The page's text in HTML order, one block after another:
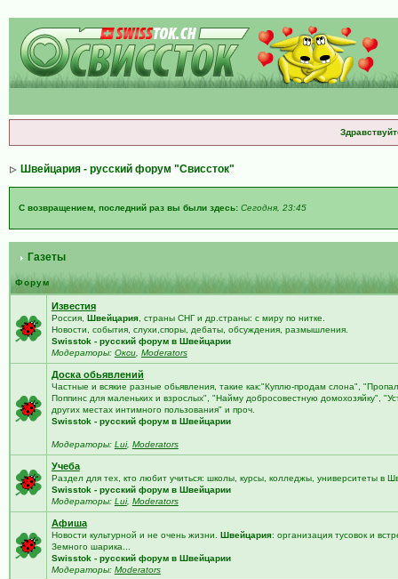
Швейцария - русский форум "Свиссток"
С возвращением, последний раз вы были здесь: Сегодня, 23:45
Газеты
Форум
Известия
Россия, Швейцария, страны СНГ и др.страны: с миру по нитке.
Новости, события, слухи,споры, дебаты, обсуждения, размышления.
Swisstok - русский форум в Швейцарии
Модераторы: Окси, Moderators
Доска обьявлений
Частные и всякие разные обьявления, такие как:"Куплю-продам слона",
Поппинс для маленьких и взрослых", "Найму добросовестную домохозяйку",
других местах интимного пользования" и проч.
Swisstok - русский форум в Швейцарии
Модераторы: Lui, Moderators
Учеба
Раздел для тех, кто любит учиться: школы, курсы, колледжы, университеты в
Swisstok - русский форум в Швейцарии
Модераторы: Lui, Moderators
Афиша
Новости культурной и не очень жизни. Швейцария: организация тусовок и
Земного шарика...
Swisstok - русский форум в Швейцарии
Модераторы: Moderators